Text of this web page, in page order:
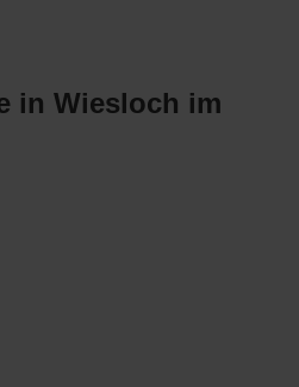
in Wiesloch im